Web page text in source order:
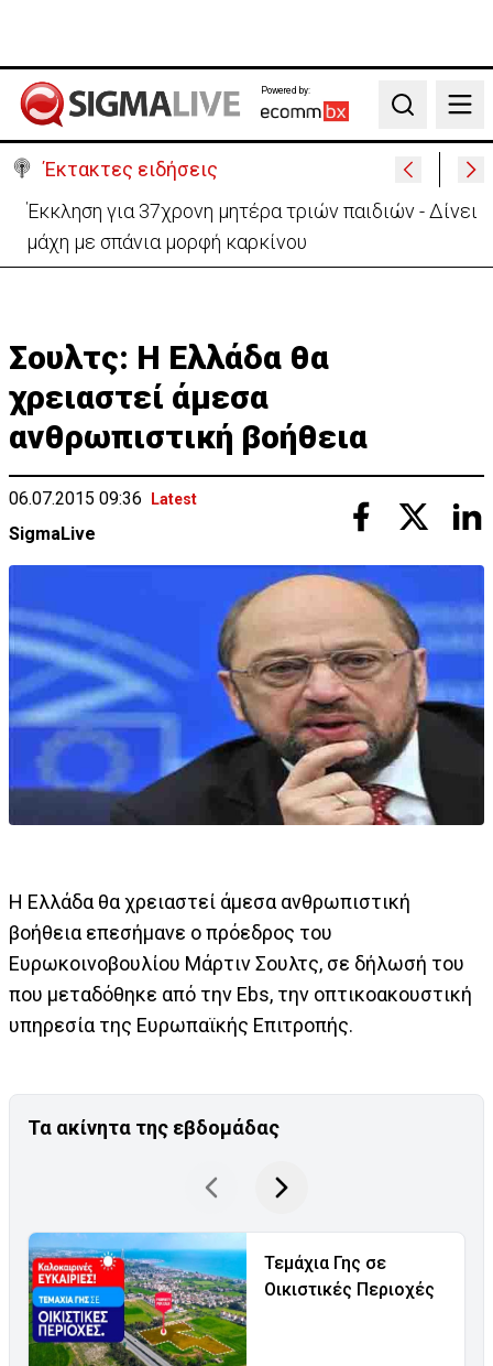
Powered by:
Search
Έκτακτες ειδήσεις
Στο «κίτρινο» η Κύπρος- Νέα προειδοποίηση για
εξαιρετικά υψηλές θερμοκρασίες
Σουλτς: H Ελλάδα θα
χρειαστεί άμεσα
ανθρωπιστική βοήθεια
06.07.2015 09:36 Latest
SigmaLive
H Ελλάδα θα χρειαστεί άμεσα ανθρωπιστική
βοήθεια επεσήμανε ο πρόεδρος του
Ευρωκοινοβουλίου Μάρτιν Σουλτς, σε δήλωσή του
που μεταδόθηκε από την Ebs, την οπτικοακουστική
υπηρεσία της Ευρωπαϊκής Επιτροπής.
Τα ακίνητα της εβδομάδας
Τεμάχια Γης σε
Οικιστικές Περιοχές